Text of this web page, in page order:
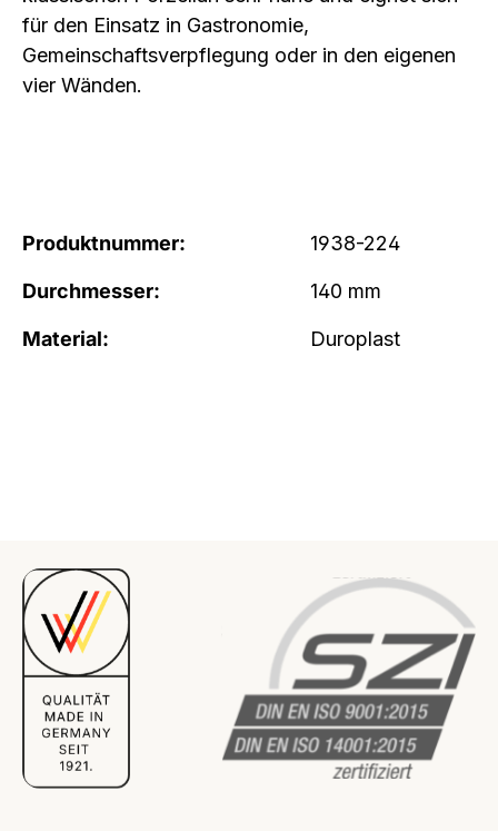
für den Einsatz in Gastronomie,
Gemeinschaftsverpflegung oder in den eigenen
vier Wänden.
Produktnummer: 1938-224
Durchmesser: 140 mm
Material: Duroplast